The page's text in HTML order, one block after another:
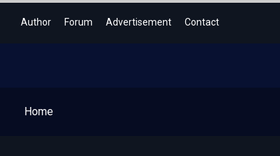
Author Forum Advertisement Contact
Home